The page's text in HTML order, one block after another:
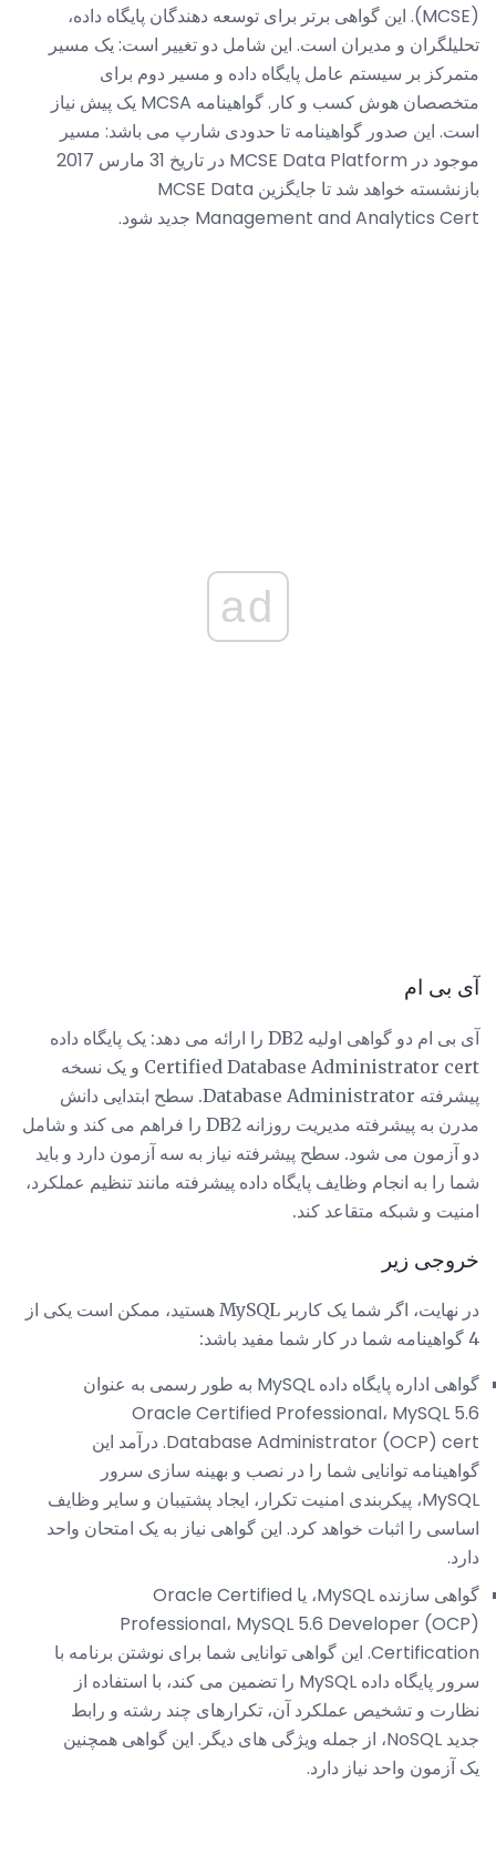
(MCSE). این گواهی برتر برای توسعه دهندگان پایگاه داده،
تحلیلگران و مدیران است. این شامل دو تغییر است: یک مسیر
متمرکز بر سیستم عامل پایگاه داده و مسیر دوم برای
متخصصان هوش کسب و کار. گواهینامه MCSA یک پیش نیاز
است. این صدور گواهینامه تا حدودی شارپ می باشد: مسیر
موجود در MCSE Data Platform در تاریخ 31 مارس 2017
بازنشسته خواهد شد تا جایگزین MCSE Data
Management and Analytics Cert جدید شود.
ad
آی بی ام
آی بی ام دو گواهی اولیه DB2 را ارائه می دهد: یک پایگاه داده
Certified Database Administrator cert و یک نسخه
پیشرفته Database Administrator. سطح ابتدایی دانش
مدرن به پیشرفته مدیریت روزانه DB2 را فراهم می کند و شامل
دو آزمون می شود. سطح پیشرفته نیاز به سه آزمون دارد و باید
شما را به انجام وظایف پایگاه داده پیشرفته مانند تنظیم عملکرد،
امنیت و شبکه متقاعد کند.
خروجی زیر
در نهایت، اگر شما یک کاربر MySQL هستید، ممکن است یکی از
4 گواهینامه شما در کار شما مفید باشد:
گواهی اداره پایگاه داده MySQL به طور رسمی به عنوان
Oracle Certified Professional، MySQL 5.6
Database Administrator (OCP) cert. درآمد این
گواهینامه توانایی شما را در نصب و بهینه سازی سرور
MySQL، پیکربندی امنیت تکرار، ایجاد پشتیبان و سایر وظایف
اساسی را اثبات خواهد کرد. این گواهی نیاز به یک امتحان واحد
دارد.
گواهی سازنده MySQL، یا Oracle Certified
Professional، MySQL 5.6 Developer (OCP)
Certification. این گواهی توانایی شما برای نوشتن برنامه با
سرور پایگاه داده MySQL را تضمین می کند، با استفاده از
نظارت و تشخیص عملکرد آن، تکرارهای چند رشته و رابط
جدید NoSQL، از جمله ویژگی های دیگر. این گواهی همچنین
یک آزمون واحد نیاز دارد.